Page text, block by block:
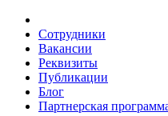
Сотрудники
Вакансии
Реквизиты
Публикации
Блог
Партнерская